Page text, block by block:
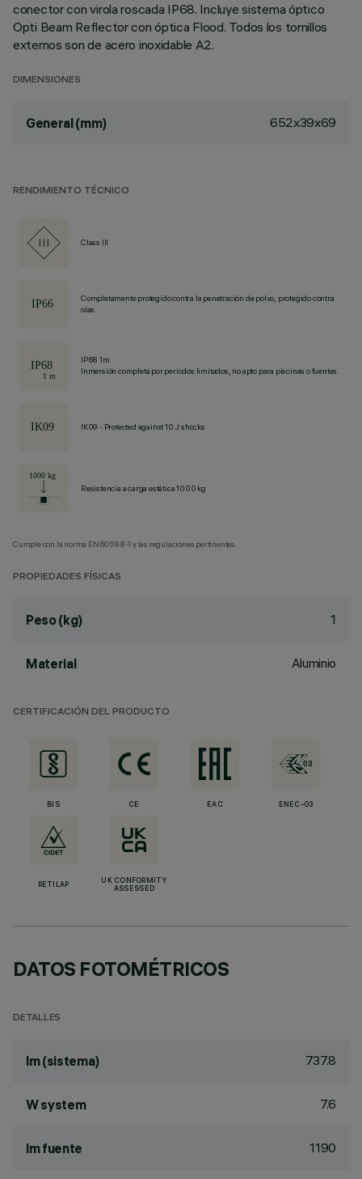
conector con virola roscada IP68. Incluye sistema óptico
Opti Beam Reflector con óptica Flood. Todos los tornillos
externos son de acero inoxidable A2.
DIMENSIONES
General (mm) 652x39x69
RENDIMIENTO TÉCNICO
Class III
Completamente protegido contra la penetración de polvo, protegido contra
olas.
IP68 1m
Inmersión completa por períodos limitados, no apto para piscinas o fuentes.
IK09 - Protected against 10 J shocks
Resistencia a carga estática 1000 kg
Cumple con la norma EN60598-1 y las regulaciones pertinentes.
PROPIEDADES FÍSICAS
Peso (kg) 1
Material Aluminio
CERTIFICACIÓN DEL PRODUCTO
BIS CE EAC ENEC-03
RETILAP
UK CONFORMITY
ASSESSED
DATOS FOTOMÉTRICOS
DETALLES
lm (sistema) 737.8
W system 7.6
lm fuente 1190